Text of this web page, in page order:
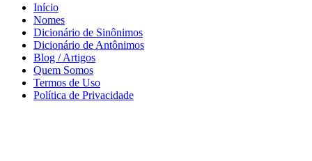
Início
Nomes
Dicionário de Sinônimos
Dicionário de Antônimos
Blog / Artigos
Quem Somos
Termos de Uso
Política de Privacidade